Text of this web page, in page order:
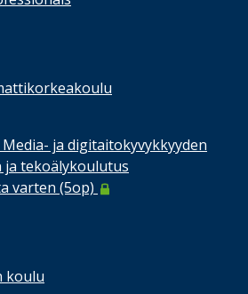
ja digitaitokyvykkyyden
ja tekoälykoulutus
varten (5op)
koulu